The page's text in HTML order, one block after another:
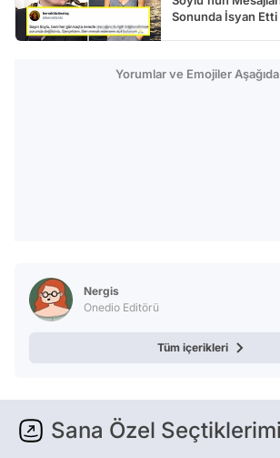
Sonunda İsyan Etti
Yorumlar ve Emojiler Aşağıda
Nergis
Onedio Editörü
Tüm içerikleri
Sana Özel